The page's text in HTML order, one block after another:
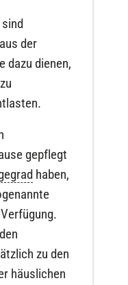
sind
der
dazu dienen,
gepflegt
haben,
zu den
häuslichen